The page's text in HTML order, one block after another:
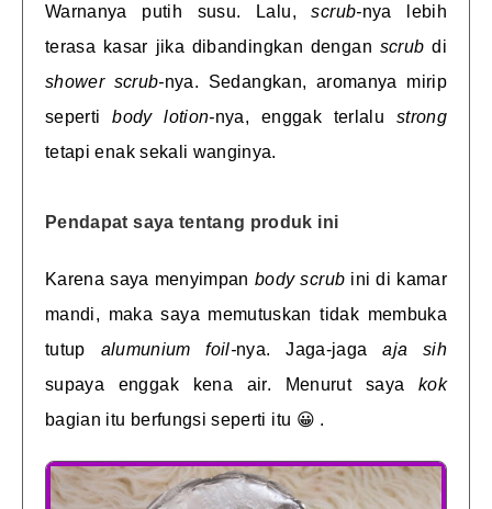
Warnanya putih susu. Lalu,scrub-nya lebih
terasa kasar jika dibandingkan dengan scrubdi
shower scrub-nya. Sedangkan, aromanya mirip
sepertibody lotion-nya, enggak terlalu strong
tetapi enak sekali wanginya.
Pendapat saya tentang produk ini
Karena saya menyimpan body scrub ini di kamar
mandi, maka saya memutuskan tidak membuka
tutup alumunium foil-nya. Jaga-jagaaja sih
supaya enggak kena air. Menurut saya kok
bagian itu berfungsi seperti itu 😀 .